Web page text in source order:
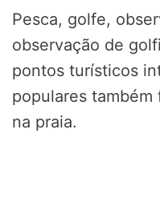
Pesca, golfe,
observação de
pontos turísticos
populares
na praia.